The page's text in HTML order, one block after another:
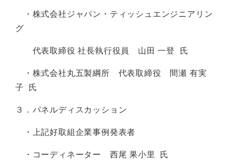
・株式会社ジャパン・ティッシュエンジニアリン
グ
代表取締役 社長執行役員 山田 一登 氏
・株式会社丸五製綱所 代表取締役 間瀬 有実
子 氏
３．パネルディスカッション
・上記好取組企業事例発表者
・コーディネーター 西尾 果小里 氏